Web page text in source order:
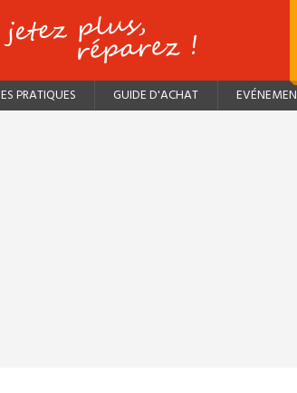
PRATIQUES GUIDE D'ACHAT